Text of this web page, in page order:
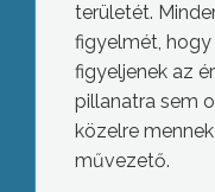
területét.
figyelmét,
figyeljenek az
pillanatra sem
közelre
művezető.